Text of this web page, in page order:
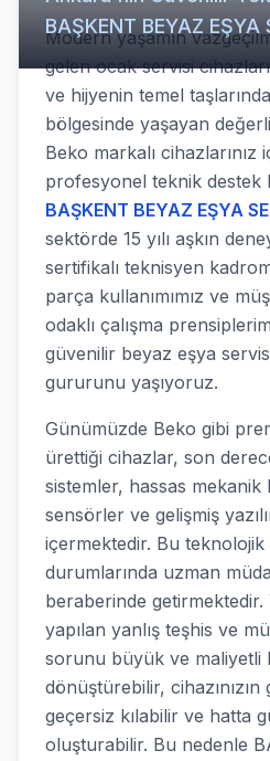
BAŞKENT BEYAZ EŞYA
Modern yaşamın
gelen ocak servisi
ve hijyenin temel
bölgesinde yaşayan
Beko markalı
profesyonel teknik destek
BAŞKENT BEYAZ EŞYA
sektörde 15 yılı aşkın
sertifikalı teknisyen
parça kullanımımız ve
odaklı çalışma
güvenilir beyaz eşya
gururunu yaşıyoruz.
Günümüzde Beko gibi
ürettiği cihazlar, son
sistemler, hassas mekanik
sensörler ve gelişmiş
içermektedir. Bu teknolojik
durumlarında uzman
beraberinde getirmektedir.
yapılan yanlış teşhis ve
sorunu büyük ve maliyetli
dönüştürebilir, cihazınızın
geçersiz kılabilir ve hatta
oluşturabilir. Bu nedenle